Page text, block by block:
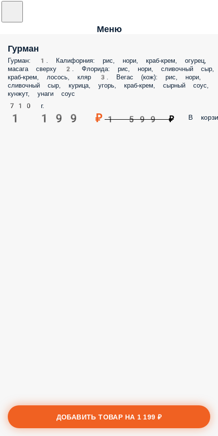
Меню
Гурман
Гурман: 1. Калифорния: рис, нори, краб-крем, огурец,
масага сверху 2. Флорида: рис, нори, сливочный сыр,
краб-крем, лосось, кляр 3. Вегас (кож): рис, нори,
сливочный сыр, курица, угорь, краб-крем, сырный соус,
кунжут, унаги соус
710 г.
1 199 ₽ 1 599 ₽ В
ДОБАВИТЬ ТОВАР НА 1 199 ₽